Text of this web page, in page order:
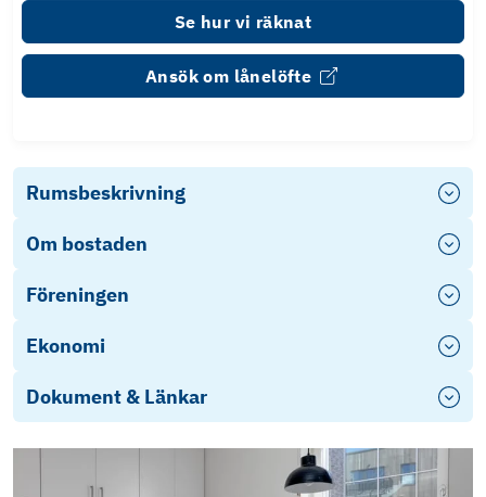
Se hur vi räknat
Ansök om lånelöfte
Rumsbeskrivning
Om bostaden
Föreningen
Ekonomi
Dokument & Länkar